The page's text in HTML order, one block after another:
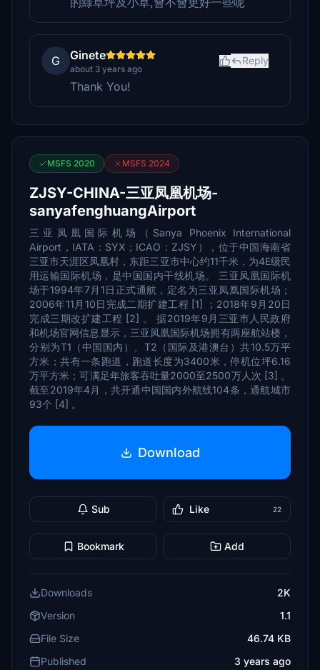
G Ginete
about 3 years ago
Reply
Thank You!
MSFS 2020 MSFS 2024
ZJSY-CHINA-三亚凤凰机场-
sanyafenghuangAirport
三亚凤凰国际机场（Sanya Phoenix International
Airport，IATA：SYX；ICAO：ZJSY），位于中国海南省
三亚市天涯区凤凰村，东距三亚市中心约11千米，为4E级民
用运输国际机场，是中国国内干线机场。 三亚凤凰国际机
场于1994年7月1日正式通航，定名为三亚凤凰国际机场；
2006年11月10日完成二期扩建工程 [1] ；2018年9月20日
完成三期改扩建工程 [2] 。 据2019年9月三亚市人民政府
和机场官网信息显示，三亚凤凰国际机场拥有两座航站楼，
分别为T1（中国国内）、T2（国际及港澳台）共10.5万平
方米；共有一条跑道，跑道长度为3400米，停机位坪6.16
万平方米；可满足年旅客吞吐量2000至2500万人次 [3] 。
截至2019年4月，共开通中国国内外航线104条，通航城市
93个 [4] 。
Download
Sub Like 22
Bookmark Add
Downloads
2K
Version
1.1
File Size
46.74 KB
Published
3 years ago